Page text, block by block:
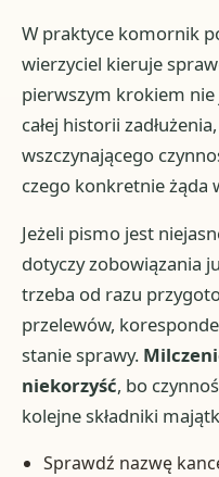
W praktyce komornik
wierzyciel kieruje
pierwszym krokiem
całej historii
wszczynającego
czego konkretnie żąda
Jeżeli pismo jest
dotyczy zobowiązania
trzeba od razu
przelewów,
stanie sprawy.
niekorzyść, bo
kolejne składniki
Sprawdź nazwę